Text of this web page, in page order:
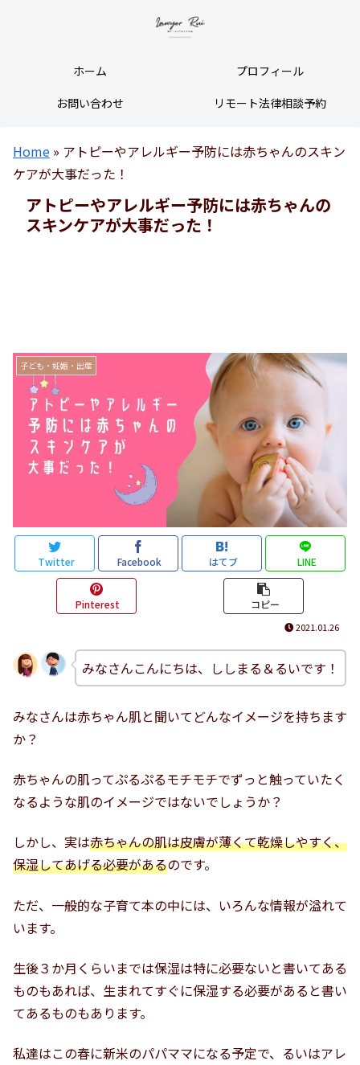
ホーム
プロフィール
お問い合わせ
リモート法律相談予約
Home » アトピーやアレルギー予防には赤ちゃんのスキン
ケアが大事だった！
アトピーやアレルギー予防には赤ちゃんの
スキンケアが大事だった！
子ども・妊娠・出産
Twitter Facebook はてブ LINE
Pinterest コピー
2021.01.26
みなさんこんにちは、ししまる＆るいです！
みなさんは赤ちゃん肌と聞いてどんなイメージを持ちます
か？
赤ちゃんの肌ってぷるぷるモチモチでずっと触っていたく
なるような肌のイメージではないでしょうか？
しかし、実は赤ちゃんの肌は皮膚が薄くて乾燥しやすく、
保湿してあげる必要があるのです。
ただ、一般的な子育て本の中には、いろんな情報が溢れて
います。
生後３か月くらいまでは保湿は特に必要ないと書いてある
ものもあれば、生まれてすぐに保湿する必要があると書い
てあるものもあります。
私達はこの春に新米のパパママになる予定で、るいはアレ